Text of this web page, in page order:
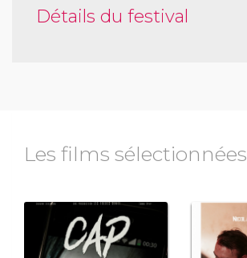
Détails du festival
Les films sélectionnées